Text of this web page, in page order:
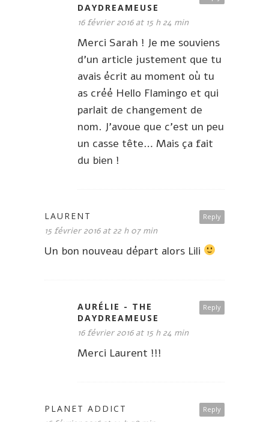
DAYDREAMEUSE
16 février 2016 at 15 h 24 min
Merci Sarah ! Je me souviens
d’un article justement que tu
avais écrit au moment où tu
as créé Hello Flamingo et qui
parlait de changement de
nom. J’avoue que c’est un peu
un casse tête… Mais ça fait
du bien !
Reply
LAURENT
15 février 2016 at 22 h 07 min
Un bon nouveau départ alors Lili
Reply
AURÉLIE - THE
DAYDREAMEUSE
16 février 2016 at 15 h 24 min
Merci Laurent !!!
Reply
PLANET ADDICT